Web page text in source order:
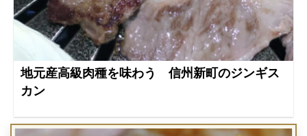
地元産高級肉種を味わう 信州新町のジンギス
カン